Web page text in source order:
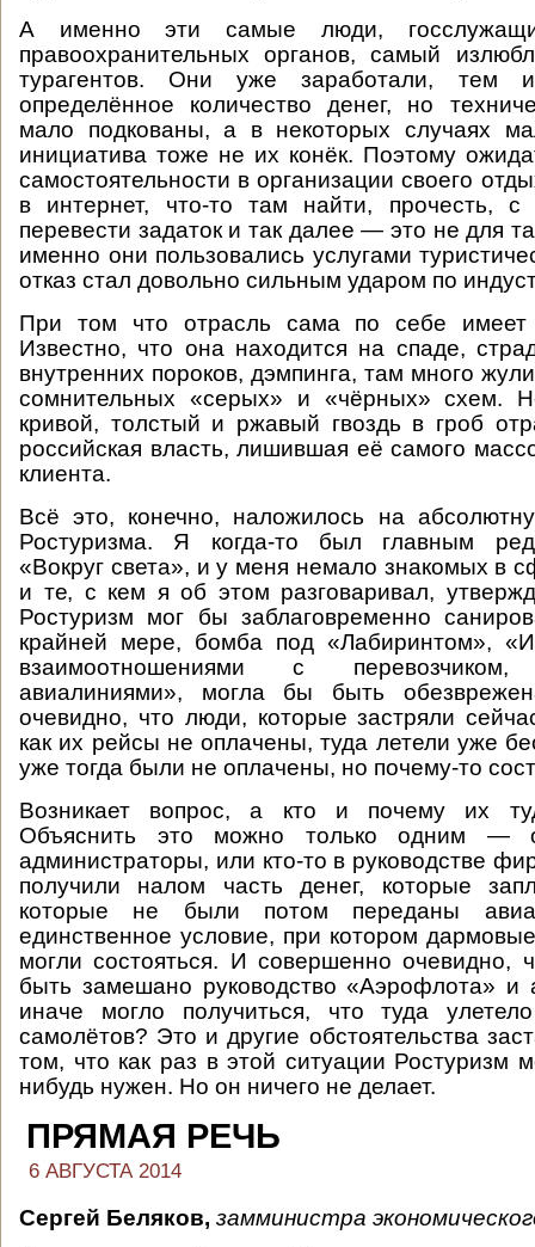
А именно эти самые люди,
правоохранительных органов, самый
турагентов. Они уже заработали, тем
определённое количество денег, но
мало подкованы, а в некоторых случаях
инициатива тоже не их конёк. Поэтому
самостоятельности в организации своего
в интернет, что-то там найти, прочесть, с
перевести задаток и так далее — это не для
именно они пользовались услугами
отказ стал довольно сильным ударом по
При том что отрасль сама по себе имеет
Известно, что она находится на спаде,
внутренних пороков, дэмпинга, там много
сомнительных «серых» и «чёрных» схем.
кривой, толстый и ржавый гвоздь в гроб
российская власть, лишившая её самого
клиента.
Всё это, конечно, наложилось на
Ростуризма. Я когда-то был главным
«Вокруг света», и у меня немало знакомых в
и те, с кем я об этом разговаривал,
Ростуризм мог бы заблаговременно
крайней мере, бомба под «Лабиринтом»,
взаимоотношениями с перевозчиком,
авиалиниями», могла бы быть
очевидно, что люди, которые застряли
как их рейсы не оплачены, туда летели уже
уже тогда были не оплачены, но почему-то
Возникает вопрос, а кто и почему их
Объяснить это можно только одним —
администраторы, или кто-то в руководстве
получили налом часть денег, которые
которые не были потом переданы
единственное условие, при котором
могли состояться. И совершенно очевидно,
быть замешано руководство «Аэрофлота» и
иначе могло получиться, что туда
самолётов? Это и другие обстоятельства
том, что как раз в этой ситуации Ростуризм
нибудь нужен. Но он ничего не делает.
ПРЯМАЯ РЕЧЬ
6 АВГУСТА 2014
Сергей Беляков, замминистра